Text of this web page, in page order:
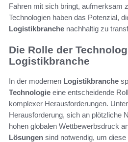
Fahren mit sich bringt, aufmerksam
Technologien haben das Potenzial,
Logistikbranche nachhaltig zu
Die Rolle der
Logistikbranche
In der modernen Logistikbranche
Technologie eine entscheidende
komplexer Herausforderungen.
Herausforderung, sich an plötzliche
hohen globalen Wettbewerbsdruck
Lösungen sind notwendig, um